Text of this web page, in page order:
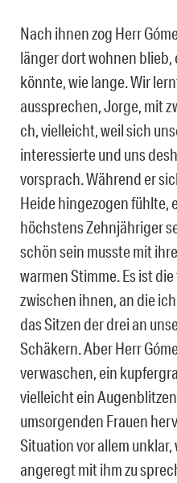
Nach ihnen zog Herr
länger dort wohnen blieb,
könnte, wie lange. Wir
aussprechen, Jorge, mit
ch, vielleicht, weil sich
interessierte und uns
vorsprach. Während er
Heide hingezogen fühlte,
höchstens Zehnjähriger
schön sein musste mit
warmen Stimme. Es ist
zwischen ihnen, an die
das Sitzen der drei an
Schäkern. Aber Herr
verwaschen, ein
vielleicht ein
umsorgenden Frauen
Situation vor allem
angeregt mit ihm zu